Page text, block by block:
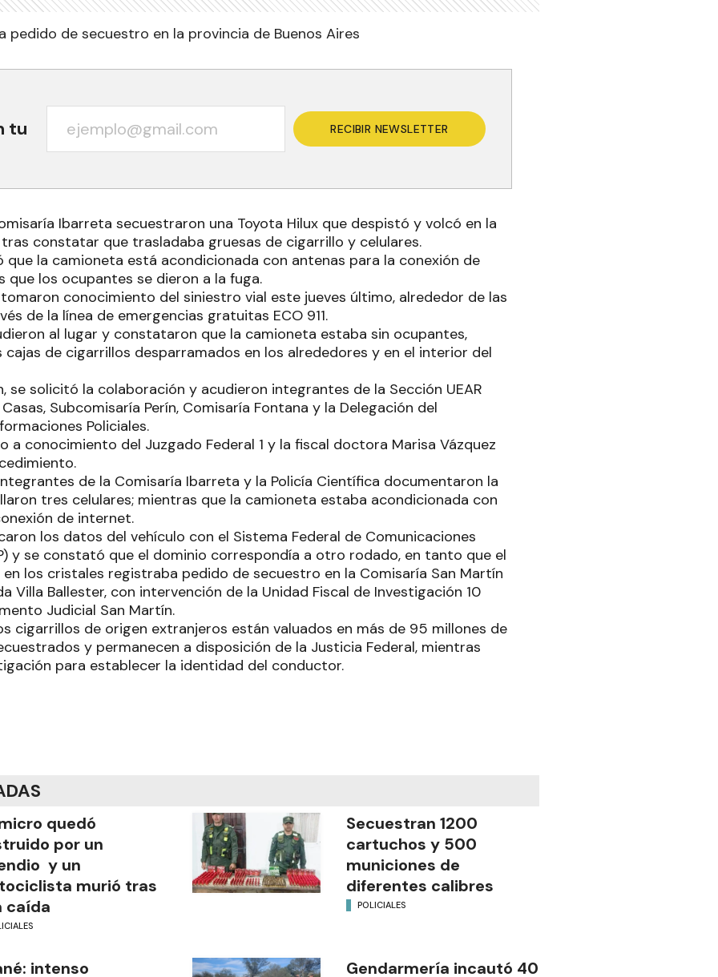
pedido de secuestro en la provincia de Buenos Aires
tu RECIBIR NEWSLETTER
Ibarreta secuestraron una Toyota Hilux que despistó y volcó en la
constatar que trasladaba gruesas de cigarrillo y celulares.
que la camioneta está acondicionada con antenas para la conexión de
que los ocupantes se dieron a la fuga.
conocimiento del siniestro vial este jueves último, alrededor de las
de la línea de emergencias gratuitas ECO 911.
al lugar y constataron que la camioneta estaba sin ocupantes,
cajas de cigarrillos desparramados en los alrededores y en el interior del
se solicitó la colaboración y acudieron integrantes de la Sección UEAR
Subcomisaría Perín, Comisaría Fontana y la Delegación del
Policiales.
a conocimiento del Juzgado Federal 1 y la fiscal doctora Marisa Vázquez
de la Comisaría Ibarreta y la Policía Científica documentaron la
tres celulares; mientras que la camioneta estaba acondicionada con
de internet.
los datos del vehículo con el Sistema Federal de Comunicaciones
y se constató que el dominio correspondía a otro rodado, en tanto que el
los cristales registraba pedido de secuestro en la Comisaría San Martín
Villa Ballester, con intervención de la Unidad Fiscal de Investigación 10
Judicial San Martín.
cigarrillos de origen extranjeros están valuados en más de 95 millones de
y permanecen a disposición de la Justicia Federal, mientras
para establecer la identidad del conductor.
quedó
por un
y un
murió tras
caída
Secuestran 1200
cartuchos y 500
municiones de
diferentes calibres
POLICIALES
intenso
Gendarmería incautó 40